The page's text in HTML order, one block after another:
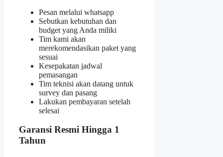
Pesan melalui whatsapp
Sebutkan kebutuhan dan
budget yang Anda miliki
Tim kami akan
merekomendasikan paket yang
sesuai
Kesepakatan jadwal
pemasangan
Tim teknisi akan datang untuk
survey dan pasang
Lakukan pembayaran setelah
selesai
Garansi Resmi Hingga 1
Tahun